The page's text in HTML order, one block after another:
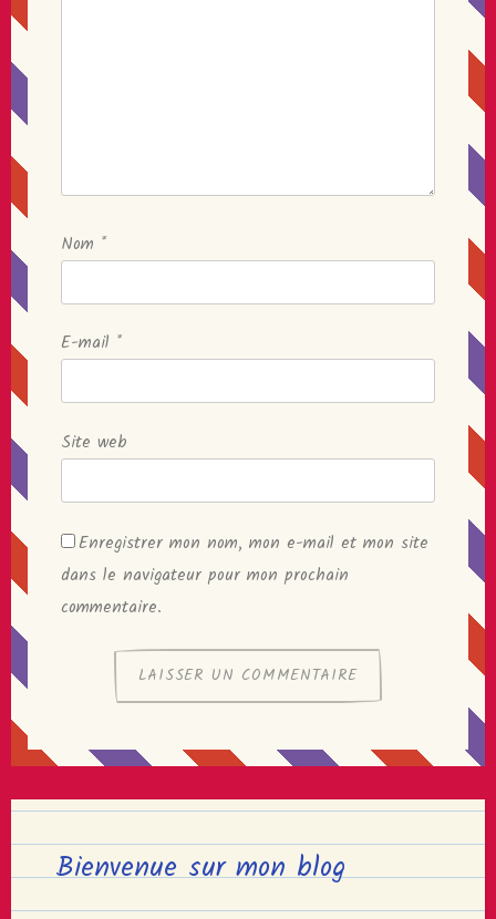
Nom *
E-mail *
Site web
Enregistrer mon nom, mon e-mail et mon site
dans le navigateur pour mon prochain
commentaire.
Bienvenue sur mon blog